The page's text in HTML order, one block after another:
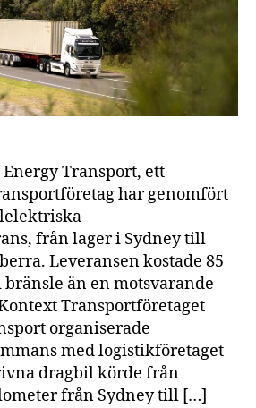
Transport, ett
har genomfört
från lager i Sydney till
Leveransen kostade 85
än en motsvarande
Transportföretaget
organiserade
med logistikföretaget
dragbil körde från
från Sydney till […]